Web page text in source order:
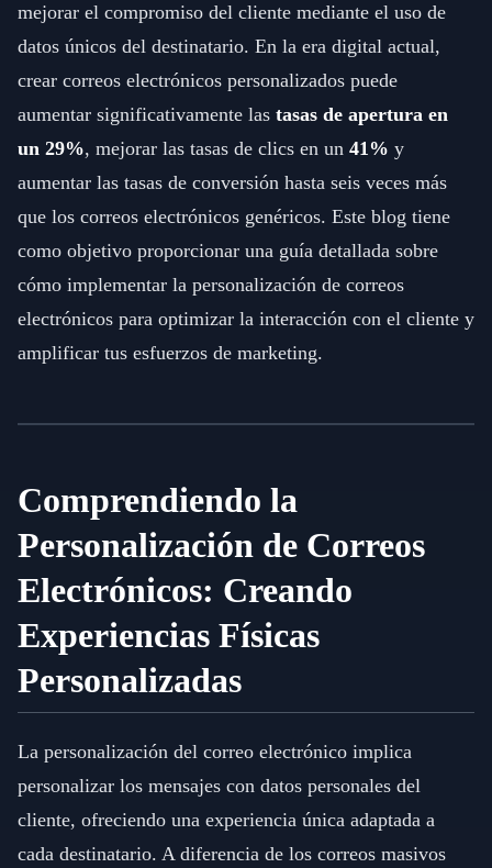
mejorar el compromiso del cliente mediante el uso de
datos únicos del destinatario. En la era digital actual,
crear correos electrónicos personalizados puede
aumentar significativamente las tasas de apertura en
un 29%, mejorar las tasas de clics en un 41% y
aumentar las tasas de conversión hasta seis veces más
que los correos electrónicos genéricos. Este blog tiene
como objetivo proporcionar una guía detallada sobre
cómo implementar la personalización de correos
electrónicos para optimizar la interacción con el cliente y
amplificar tus esfuerzos de marketing.
Comprendiendo la
Personalización de Correos
Electrónicos: Creando
Experiencias Físicas
Personalizadas
La personalización del correo electrónico implica
personalizar los mensajes con datos personales del
cliente, ofreciendo una experiencia única adaptada a
cada destinatario. A diferencia de los correos masivos